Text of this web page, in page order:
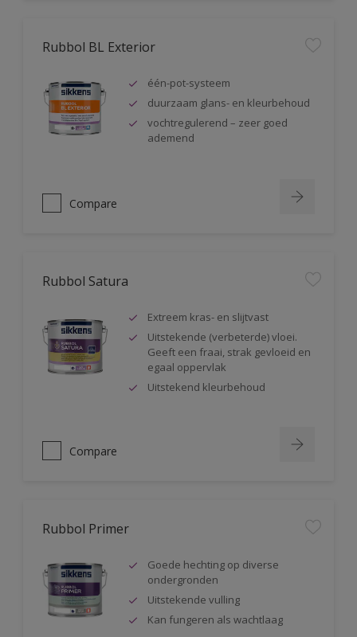
Rubbol BL Exterior
één-pot-systeem
duurzaam glans- en kleurbehoud
vochtregulerend – zeer goed
ademend
Compare
Rubbol Satura
Extreem kras- en slijtvast
Uitstekende (verbeterde) vloei.
Geeft een fraai, strak gevloeid en
egaal oppervlak
Uitstekend kleurbehoud
Compare
Rubbol Primer
Goede hechting op diverse
ondergronden
Uitstekende vulling
Kan fungeren als wachtlaag